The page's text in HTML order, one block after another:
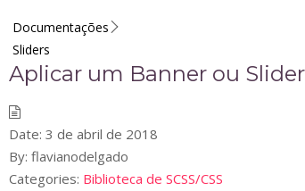
Documentações
Sliders
Aplicar um Banner ou
Date: 3 de abril de 2018
By: flavianodelgado
Categories: Biblioteca de SCSS/CSS